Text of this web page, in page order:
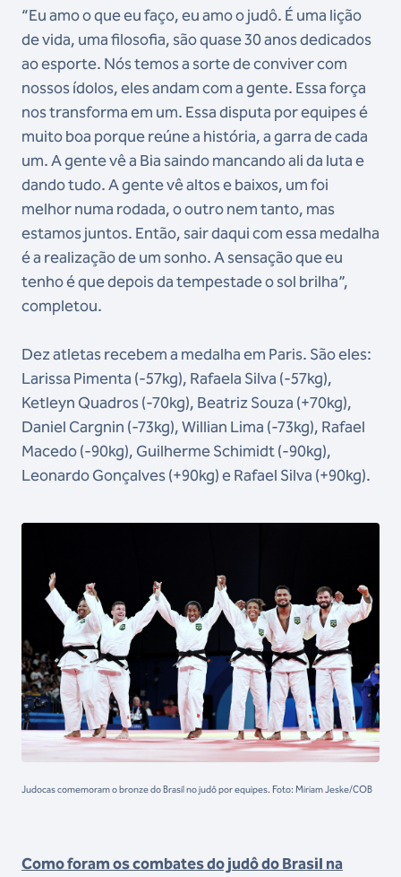
“Eu amo o que eu faço, eu amo o judô. É uma lição
de vida, uma filosofia, são quase 30 anos dedicados
ao esporte. Nós temos a sorte de conviver com
nossos ídolos, eles andam com a gente. Essa força
nos transforma em um. Essa disputa por equipes é
muito boa porque reúne a história, a garra de cada
um. A gente vê a Bia saindo mancando ali da luta e
dando tudo. A gente vê altos e baixos, um foi
melhor numa rodada, o outro nem tanto, mas
estamos juntos. Então, sair daqui com essa medalha
é a realização de um sonho. A sensação que eu
tenho é que depois da tempestade o sol brilha”,
completou.
Dez atletas recebem a medalha em Paris. São eles:
Larissa Pimenta (-57kg), Rafaela Silva (-57kg),
Ketleyn Quadros (-70kg), Beatriz Souza (+70kg),
Daniel Cargnin (-73kg), Willian Lima (-73kg), Rafael
Macedo (-90kg), Guilherme Schimidt (-90kg),
Leonardo Gonçalves (+90kg) e Rafael Silva (+90kg).
Judocas comemoram o bronze do Brasil no judô por equipes. Foto: Miriam Jeske/COB
Como foram os combates do judô do Brasil na